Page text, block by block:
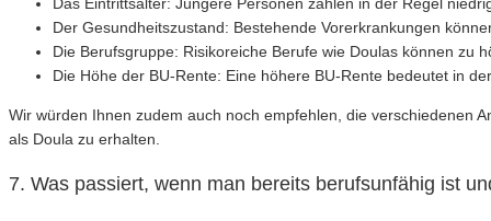
Der Gesundheitszustand: Bestehende Vorerkrankungen
Die Berufsgruppe: Risikoreiche Berufe wie Doulas können zu
Die Höhe der BU-Rente: Eine höhere BU-Rente bedeutet in
Wir würden Ihnen zudem auch noch empfehlen, die verschiedenen
als Doula zu erhalten.
7. Was passiert, wenn man bereits berufsunfähig ist